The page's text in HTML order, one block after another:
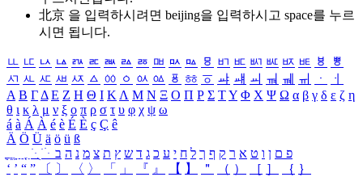
北京 을 입력하시려면 beijing을 입력하시고 space를 누르
시면 됩니다.
ㅥ ㅦ ㅧ ㅨ ㅩ ㅪ ㅫ ㅬ ㅭ ㅮ ㅯ ㅰ ㅱ ㅲ ㅳ ㅴ ㅵ ㅶ ㅷ ㅸ
ㅹ
ㅺ ㅻ ㅼ ㅽ ㅾ ㅿ ㆀ ㆁ ㆂ ㆃ ㆄ ㆅ ㆆ ㆇ ㆈ ㆉ ㆊ ㆋ ㆌ ㆍ
ㆎ
Α Β ΓΔ Ε Ζ Η Θ Ι ΚΛ Μ Ν Ξ Ο Π Ρ Σ ΤΥ Φ Χ Ψ Ω α β γ δ ε ζ η
θ ι κ λ μ ν ξ ο π ρ σ τ υ φ χ ψ ω
á à Á À é è É È ç Ç ê
Ä Ö Ü ä ö ü ß
ִֶֹ ֻּ ׁׂ פ ם ן ו ט א ר ק ף ך ל ח י ע כ ג ד ש ץ ת צ מ נ ה ב
‘ ’ “ ” 〔 〕 〈 〉 「 」 『 』 【 】 ＂ （ ） ［ ］ ｛ ｝